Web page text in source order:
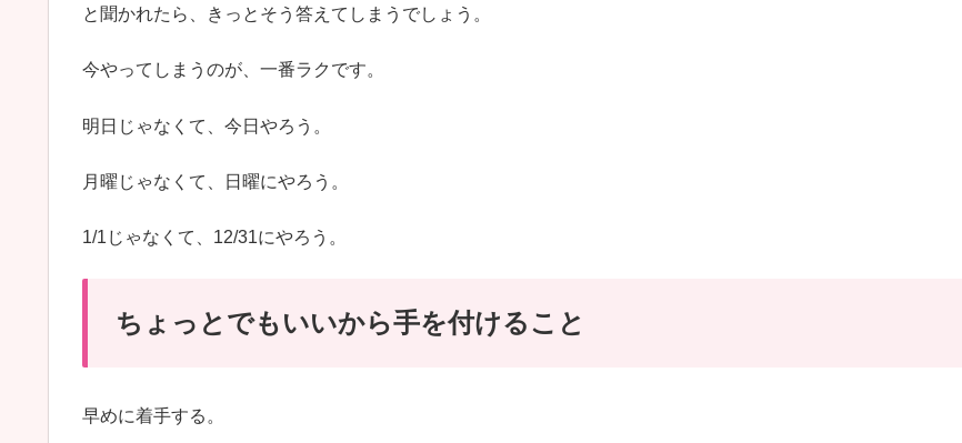
と聞かれたら、きっとそう答えてしまうでしょう。
今やってしまうのが、一番ラクです。
明日じゃなくて、今日やろう。
月曜じゃなくて、日曜にやろう。
1/1じゃなくて、12/31にやろう。
ちょっとでもいいから手を付けること
早めに着手する。